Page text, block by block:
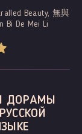
Beauty, 無與
Bi De Mei Li
ДОРАМЫ